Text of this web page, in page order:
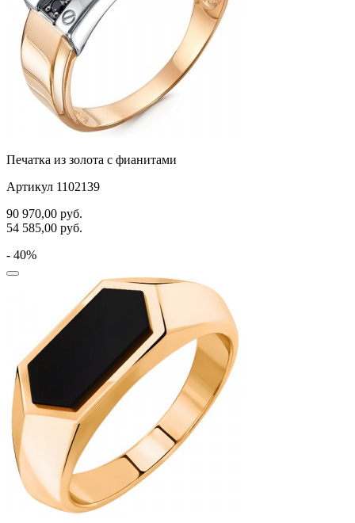
собаки
спичка
стрекозы и мотыльки
треугольник
хвост кита
цветы
человечки
череп и кости
черепаха
ящерки
Печатка из золота с фианитами
Артикул 1102139
90 970,00 руб.
54 585,00 руб.
- 40%